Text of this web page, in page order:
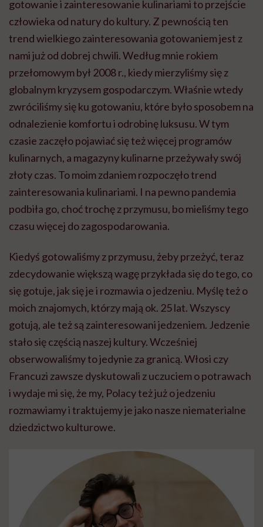
gotowanie i zainteresowanie kulinariami to przejście
człowieka od natury do kultury. Z pewnością ten
trend wielkiego zainteresowania gotowaniem jest z
nami już od dobrej chwili. Według mnie rokiem
przełomowym był 2008 r., kiedy mierzyliśmy się z
globalnym kryzysem gospodarczym. Właśnie wtedy
zwróciliśmy się ku gotowaniu, które było sposobem na
odnalezienie komfortu i odrobinę luksusu. W tym
czasie zaczęło pojawiać się też więcej programów
kulinarnych, a magazyny kulinarne przeżywały swój
złoty czas. To moim zdaniem rozpoczęło trend
zainteresowania kulinariami. I na pewno pandemia
podbiła go, choć trochę z przymusu, bo mieliśmy tego
czasu więcej do zagospodarowania.
Kiedyś gotowaliśmy z przymusu, żeby przeżyć, teraz
zdecydowanie większą wagę przykłada się do tego, co
się gotuje, jak się je i rozmawia o jedzeniu. Myślę też o
moich znajomych, którzy mają ok. 25 lat. Wszyscy
gotują, ale też są zainteresowani jedzeniem. Jedzenie
stało się częścią naszej kultury. Wcześniej
obserwowaliśmy to jedynie za granicą. Włosi czy
Francuzi zawsze dyskutowali z uczuciem o potrawach
i wydaje mi się, że my, Polacy też już o jedzeniu
rozmawiamy i traktujemy je jako nasze niematerialne
dziedzictwo kulturowe.